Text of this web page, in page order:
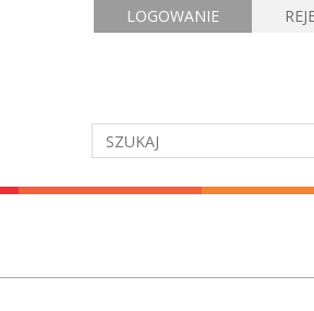
LOGOWANIE